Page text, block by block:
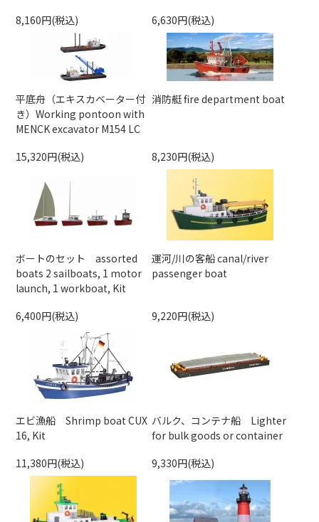
8,160円(税込)
6,630円(税込)
平底舟（エキスカベーター付
き）Working pontoon with
MENCK excavator M154 LC
15,320円(税込)
消防艇 fire department boat
8,230円(税込)
ボートのセット assorted
boats 2 sailboats, 1 motor
launch, 1 workboat, Kit
6,400円(税込)
運河/川の客船 canal/river
passenger boat
9,220円(税込)
エビ漁船 Shrimp boat CUX
16, Kit
11,380円(税込)
バルク、コンテナ船 Lighter
for bulk goods or container
9,330円(税込)